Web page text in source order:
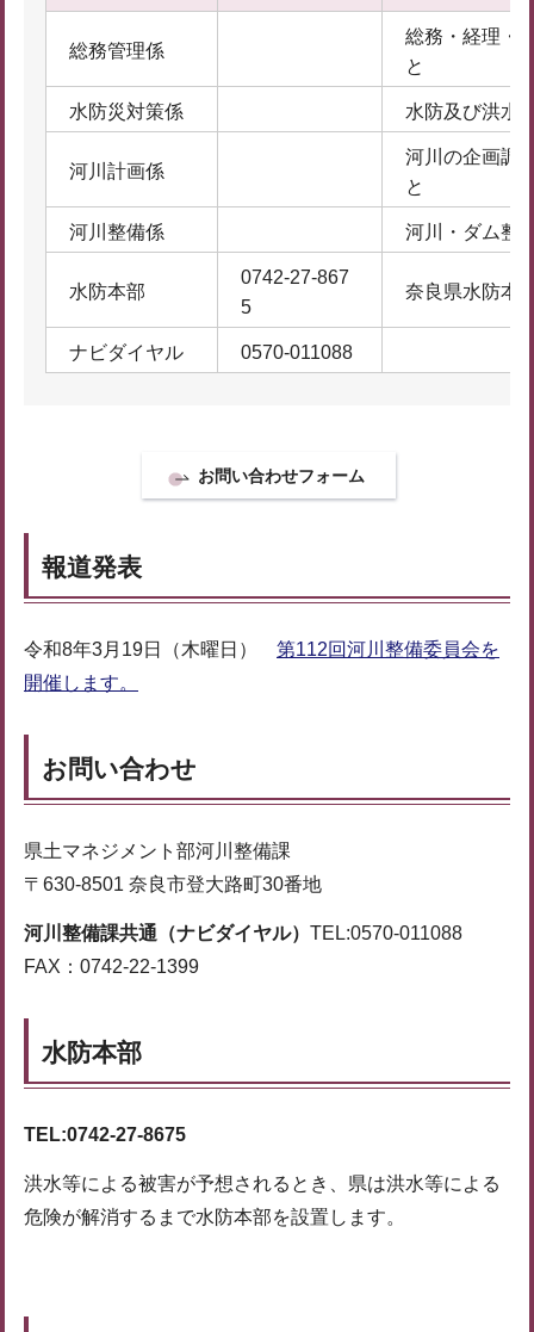
総務管理係
総務・経理・
と
水防災対策係 水防及び洪水
河川計画係
河川の企画調
と
河川整備係 河川・ダム整
水防本部
0742-27-867
5
奈良県水防本
ナビダイヤル 0570-011088
報道発表
令和8年3月19日（木曜日） 第112回河川整備委員会を
開催します。
お問い合わせ
県土マネジメント部河川整備課
〒630-8501 奈良市登大路町30番地
河川整備課共通（ナビダイヤル） TEL:0570-011088
FAX：0742-22-1399
水防本部
TEL:0742-27-8675
洪水等による被害が予想されるとき、県は洪水等による
危険が解消するまで水防本部を設置します。